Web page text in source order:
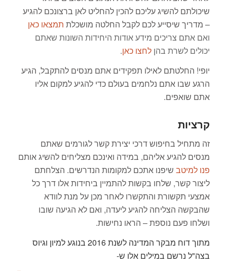
שיכולתם להשיג עליכם להכין להחליט לאן ברצונכם להגיע
– מדריך שיסייע לכם לקבל החלטה מושכלת תמצאו כאן
ואם אתם צריכים מידע אודות היחידות השונות שאתם
יכולים לשרת בהן לחצו כאן.
יופי! החלטתם לאילו תפקידים אתם מנסים להתקבל, הגיע
הרגע שבו אתם נלחמים בעולם כדי להגיע למקום אליו
אתם שואפים.
קרציות
זה מתחיל בחיפוש דרכי יצירת קשר לגורמים שאתם
מנסים להגיע אליהם, במידה ואינכם מצליחים להשיג אותם
פנו למיטבשיפנו אתכם למקומות הנדרשים. הצלחתם
ליצור קשר, שלחו בקשות להתמיין ביחידות אלו דרך כל
אמצעי תקשורת והתקשרו לאחר מכן על מנת לוודא
שהבקשה הצליחה להגיע ליעדה, ואם לא הגיעה שובו
ושלחו פעם נוספת – הראו נחישות.
מתוך דוח מבקר המדינה לשנת 2016 בנוגע למיון וגיוס
בצה"ל נרשם במילים אלו ש-